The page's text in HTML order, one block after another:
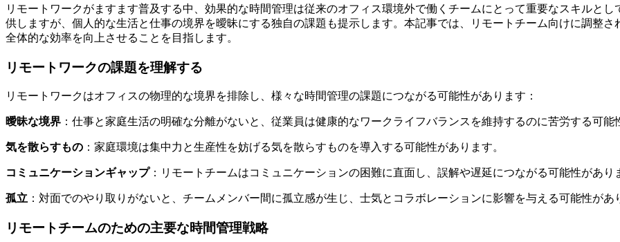
リモートワークがますます普及する中、効果的な時間管理は従来のオフィス環境外で働くチームにとって重要なスキルと
供しますが、個人的な生活と仕事の境界を曖昧にする独自の課題も提示します。本記事では、リモートチーム向けに調整さ
全体的な効率を向上させることを目指します。
リモートワークの課題を理解する
リモートワークはオフィスの物理的な境界を排除し、様々な時間管理の課題につながる可能性があります：
曖昧な境界 ：仕事と家庭生活の明確な分離がないと、従業員は健康的なワークライフバランスを維持するのに苦労する可能
気を散らすもの ：家庭環境は集中力と生産性を妨げる気を散らすものを導入する可能性があります。
コミュニケーションギャップ：リモートチームはコミュニケーションの困難に直面し、誤解や遅延につながる可能性があり
孤立 ：対面でのやり取りがないと、チームメンバー間に孤立感が生じ、士気とコラボレーションに影響を与える可能性があ
リモートチームのための主要な時間管理戦略